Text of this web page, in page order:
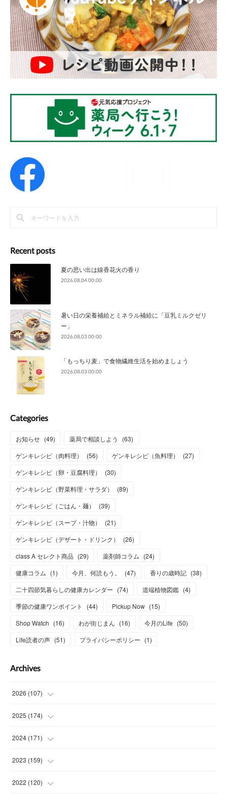
Recent posts
夏の思い出は線香花火の香り
2026.08.04 00:00
暑い日の栄養補給とミネラル補給に「豆乳ミルクゼリ
ー」
2026.08.03 00:00
「もっちり麦」で食物繊維生活を始めましょう
2026.08.03 00:00
Categories
お知らせ (49) 薬局で相談しよう (63)
ゲンキレシピ（肉料理）
(56) ゲンキレシピ（魚料理） (27)
ゲンキレシピ（卵・豆腐料理）
(30)
ゲンキレシピ（野菜料理・サラダ）
(89)
ゲンキレシピ（ごはん・麺）
(39)
ゲンキレシピ（スープ・汁物）
(21)
ゲンキレシピ（デザート・ドリンク）
(26)
class A セレクト商品 (29) 薬剤師コラム (24)
健康コラム (1) 今月、何読もう。 (47) 香りの歳時記 (38)
二十四節気暮らしの健康カレンダー (74) 道端植物図鑑 (4)
季節の健康ワンポイント
(44) Pickup Now (15)
Shop Watch (16) わが街じまん (16) 今月のLife (50)
Life読者の声 (51) プライバシーポリシー (1)
Archives
2026 (107)
(4)
(15
(15
(13
2025 (174)
(14
(14
(15
2024 (171)
(13
(13
2023 (159)
(14
2022 (120)